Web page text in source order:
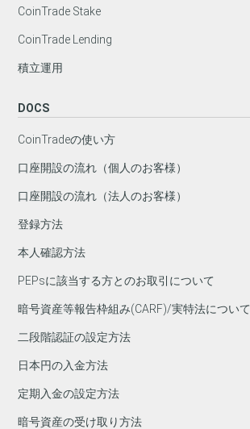
CoinTrade Stake
CoinTrade Lending
積立運用
DOCS
CoinTradeの使い方
口座開設の流れ（個人のお客様）
口座開設の流れ（法人のお客様）
登録方法
本人確認方法
PEPsに該当する方とのお取引について
暗号資産等報告枠組み(CARF)/実特法について
二段階認証の設定方法
日本円の入金方法
定期入金の設定方法
暗号資産の受け取り方法